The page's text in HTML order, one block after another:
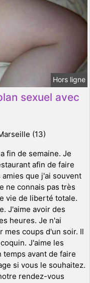
Hors ligne
sexuel avec
(13)
fin de semaine. Je
afin de faire
amies que j'ai souvent
ne connais pas très
vie de liberté totale.
J'aime avoir des
heures. Je n'ai
mes coups d'un soir. Il
J'aime les
avant de faire
si vous le souhaitez.
rendez-vous